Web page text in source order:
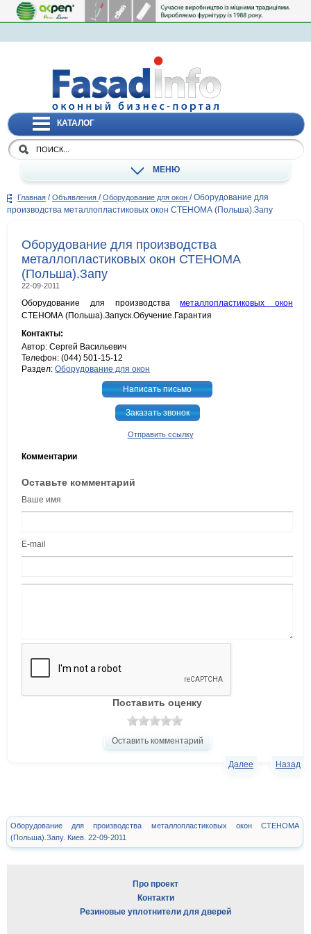
КАТАЛОГ
МЕНЮ
Главная / Объявления / Оборудование для окон / Оборудование для
производства металлопластиковых окон СТЕНОМА (Польша).Запу
Оборудование для производства
металлопластиковых окон СТЕНОМА
(Польша).Запу
22-09-2011
Оборудование для производстваметаллопластиковых окон
СТЕНОМА (Польша).Запуск.Обучение.Гарантия
Контакты:
Автор: Сергей Васильевич
Телефон: (044) 501-15-12
Раздел: Оборудование для окон
Написать письмо
Заказать звонок
Отправить ссылку
Комментарии
Оставьте комментарий
Ваше имя
E-mail
Поставить оценку
Оставить комментарий
Назад
Далее
Оборудование для производства металлопластиковых окон СТЕНОМА
(Польша).Запу. Киев. 22-09-2011
Про проект
Контакти
Резиновые уплотнители для дверей